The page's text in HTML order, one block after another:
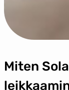
Miten